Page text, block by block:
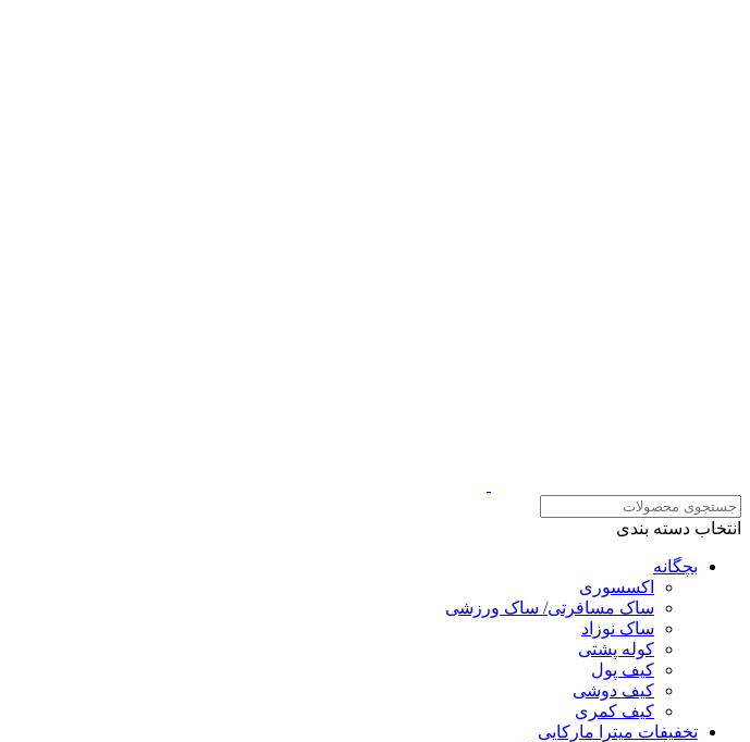
انتخاب دسته بندی
بچگانه
اکسسوری
ساک مسافرتی/ ساک ورزشی
ساک نوزاد
کوله پشتی
کیف پول
کیف دوشی
کیف کمری
تخفیفات میترا مارکایی